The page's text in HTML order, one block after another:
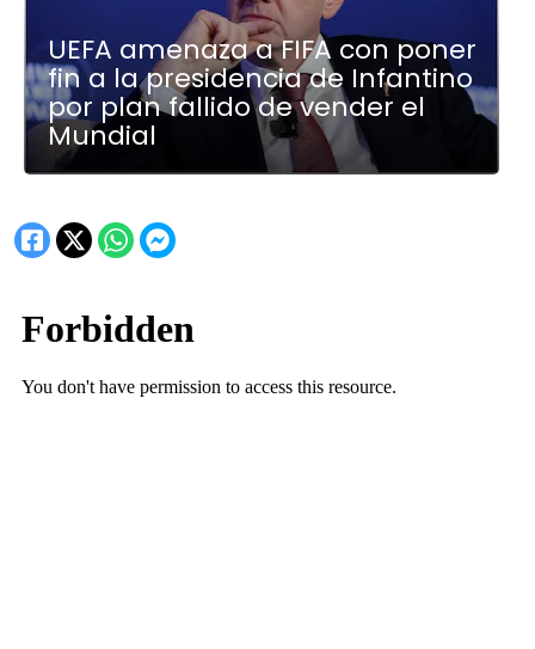
UEFA amenaza a FIFA con poner
fin a la presidencia de Infantino
por plan fallido de vender el
Mundial